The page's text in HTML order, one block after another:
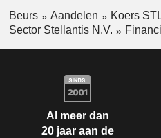
Beurs Aandelen
Koers
Sector Stellantis N.V.
Al meer dan
20 jaar aan de